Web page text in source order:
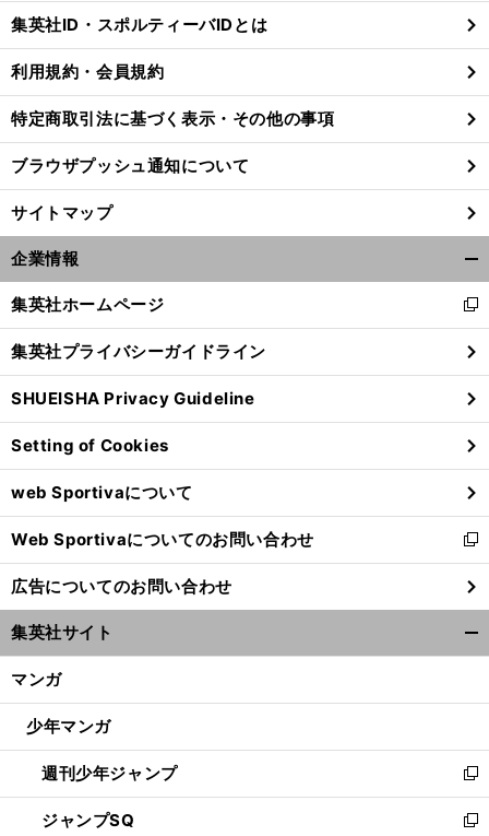
る
集英社ID・スポルティーバIDとは
利用規約・会員規約
特定商取引法に基づく表示・その他の事項
ブラウザプッシュ通知について
サイトマップ
企業情報
閉
る
集英社ホームページ
新
し
い
ウ
ィ
ン
ド
ウ
で
開
く
集英社プライバシーガイドライン
SHUEISHA Privacy Guideline
Setting of Cookies
web Sportivaについて
Web Sportivaについてのお問い合わせ
新
し
い
ウ
ィ
ン
ウ
開
く
広告についてのお問い合わせ
集英社サイト
マンガ
少年マンガ
週刊少年ジャンプ
新
し
い
ジャンプSQ
新